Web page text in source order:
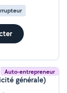
Auto-entrepreneur
générale)